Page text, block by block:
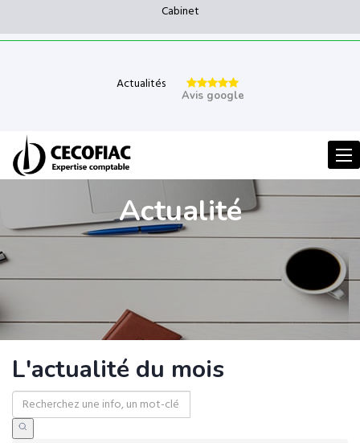
Cabinet
Actualités
Avis google
Actualité
L'actualité du mois